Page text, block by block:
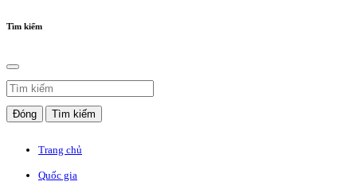
Tìm kiếm
Đóng Tìm kiếm
Trang chủ
Quốc gia